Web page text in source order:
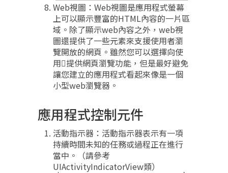
Web視圖：Web視圖是應用程式螢幕
上可以顯示豐富的HTML內容的一片區
域。除了顯示web內容之外，web視
圖還提供了一些元素來支援使用者瀏
覽開放的網頁。雖然您可以選擇向使
用提供網頁瀏覽功能，但是最好避免
讓您建立的應用程式看起來像是一個
小型web瀏覽器。
應用程式控制元件
活動指示器：活動指示器表示有一項
持續時間未知的任務或過程正在進行
當中。（請參考
UIActivityIndicatorView類）